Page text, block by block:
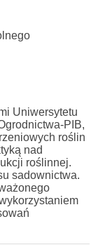
Uniwersytetu
PIB,
roślin
nad
roślinnej.
sadownictwa.